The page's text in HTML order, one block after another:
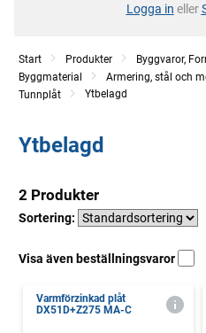
Logga in eller
Start Produkter
Byggvaror,
Byggmaterial
Armering, stål och
Tunnplåt
Ytbelagd
Ytbelagd
2 Produkter
Sortering:
Visa även beställningsvaror
Varmförzinkad plåt
DX51D+Z275 MA-C